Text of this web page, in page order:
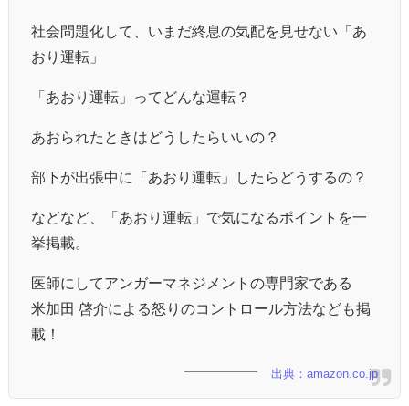
社会問題化して、いまだ終息の気配を見せない「あ
おり運転」
「あおり運転」ってどんな運転？
あおられたときはどうしたらいいの？
部下が出張中に「あおり運転」したらどうするの？
などなど、「あおり運転」で気になるポイントを一
挙掲載。
医師にしてアンガーマネジメントの専門家である
米加田 啓介による怒りのコントロール方法なども掲
載！
出典：amazon.co.jp